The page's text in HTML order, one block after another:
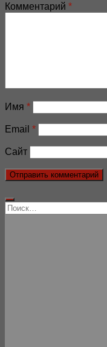
Комментарий *
Имя *
Email *
Сайт
Найти: